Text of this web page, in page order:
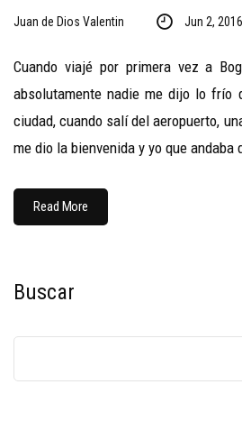
Juan de Dios Valentin Jun 2, 2016
Cuando viajé por primera vez a
absolutamente nadie me dijo lo frío
ciudad, cuando salí del aeropuerto,
me dio la bienvenida y yo que andaba
Read More
Buscar